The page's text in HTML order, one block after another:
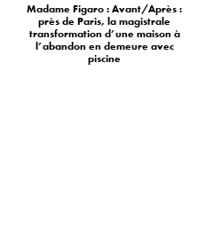
Madame Figaro : Avant/Après :
près de Paris, la magistrale
transformation d’une maison à
l’abandon en demeure avec
piscine